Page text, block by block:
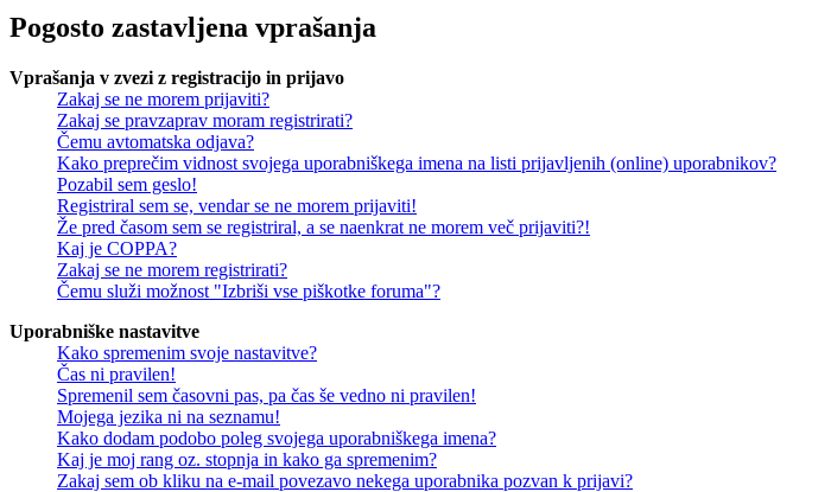
Pogosto zastavljena vprašanja
Vprašanja v zvezi z registracijo in prijavo
Zakaj se ne morem prijaviti?
Zakaj se pravzaprav moram registrirati?
Čemu avtomatska odjava?
Kako preprečim vidnost svojega uporabniškega imena na listi prijavljenih (online) uporabnikov?
Pozabil sem geslo!
Registriral sem se, vendar se ne morem prijaviti!
Že pred časom sem se registriral, a se naenkrat ne morem več prijaviti?!
Kaj je COPPA?
Zakaj se ne morem registrirati?
Čemu služi možnost "Izbriši vse piškotke foruma"?
Uporabniške nastavitve
Kako spremenim svoje nastavitve?
Čas ni pravilen!
Spremenil sem časovni pas, pa čas še vedno ni pravilen!
Mojega jezika ni na seznamu!
Kako dodam podobo poleg svojega uporabniškega imena?
Kaj je moj rang oz. stopnja in kako ga spremenim?
Zakaj sem ob kliku na e-mail povezavo nekega uporabnika pozvan k prijavi?